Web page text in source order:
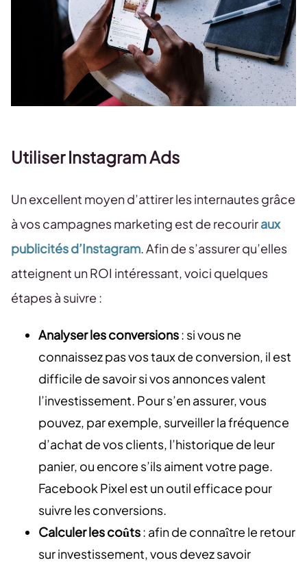
Utiliser Instagram Ads
Un excellent moyen d’attirer les internautes grâce
à vos campagnes marketing est de recouriraux
publicités d’Instagram. Afin de s’assurer qu’elles
atteignent un ROI intéressant, voici quelques
étapes à suivre :
Analyser les conversions: si vous ne
connaissez pas vos taux de conversion, il est
difficile de savoir si vos annonces valent
l’investissement. Pour s’en assurer, vous
pouvez, par exemple, surveiller la fréquence
d’achat de vos clients, l’historique de leur
panier, ou encore s’ils aiment votre page.
Facebook Pixel est un outil efficace pour
suivre les conversions.
Calculer les coûts: afin de connaître le retour
sur investissement, vous devez savoir